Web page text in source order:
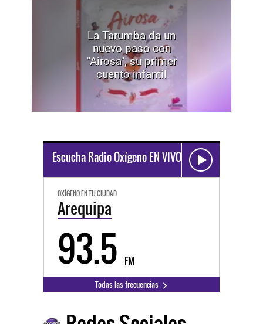
La Tarumba da un
nuevo paso con
"Airosa", su primer
cuento infantil
Escucha Radio Oxígeno EN VIVO
OXÍGENO EN TU CIUDAD
Arequipa
93.5 FM
Todas las frecuencias